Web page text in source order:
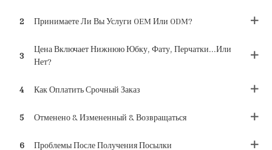
2 Принимаете Ли Вы Услуги OEM Или ODM?
3
Цена Включает Нижнюю Юбку, Фату, Перчатки...или
Нет?
4 Как Оплатить Срочный Заказ
5 Отменено & Измененный & Возвращаться
6 Проблемы После Получения Посылки